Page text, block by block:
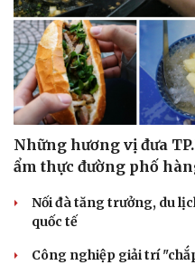
Những hương vị đưa
ẩm thực đường phố
Nối đà tăng trưởng, du
quốc tế
Công nghiệp giải trí